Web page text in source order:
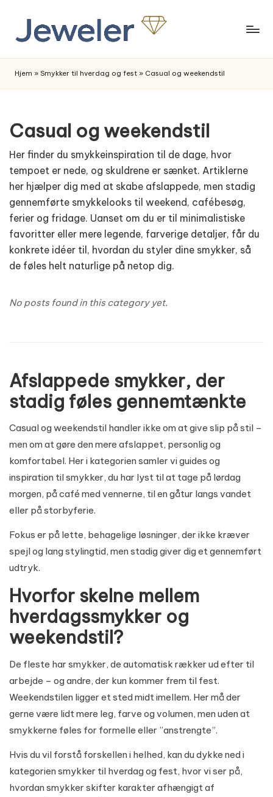
content
Hjem » Smykker til hverdag og fest » Casual og weekendstil
Casual og weekendstil
Her finder du smykkeinspiration til de dage, hvor
tempoet er nede, og skuldrene er sænket. Artiklerne
her hjælper dig med at skabe afslappede, men stadig
gennemførte smykkelooks til weekend, cafébesøg,
ferier og fridage. Uanset om du er til minimalistiske
favoritter eller mere legende, farverige detaljer, får du
konkrete idéer til, hvordan du styler dine smykker, så
de føles helt naturlige på netop dig.
No posts found in this category yet.
Afslappede smykker, der
stadig føles gennemtænkte
Casual og weekendstil handler ikke om at give slip på stil –
men om at gøre den mere afslappet, personlig og
komfortabel. Her i kategorien samler vi guides og
inspiration til smykker, du har lyst til at tage på lørdag
morgen, på café med vennerne, til en gåtur langs vandet
eller på storbyferie.
Fokus er på lette, behagelige løsninger, der ikke kræver
spejl og lang stylingtid, men stadig giver dig et gennemført
udtryk.
Hvorfor skelne mellem
hverdagssmykker og
weekendstil?
De fleste har smykker, de automatisk rækker ud efter til
arbejde – og andre, der kun kommer frem til fest.
Weekendstilen ligger et sted midt imellem. Her må der
gerne være lidt mere leg, farve og volumen, men uden at
smykkerne føles for formelle eller ”anstrengte”.
Hvis du vil forstå forskellen i helhed, kan du dykke ned i
kategoriensmykker til hverdag og fest, hvor vi ser på,
hvordan smykker skifter karakter afhængigt af